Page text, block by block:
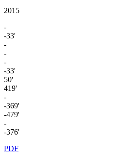
2015
-
-33'
-
-
-
-33'
50'
419'
-
-369'
-479'
-
-376'
PDF